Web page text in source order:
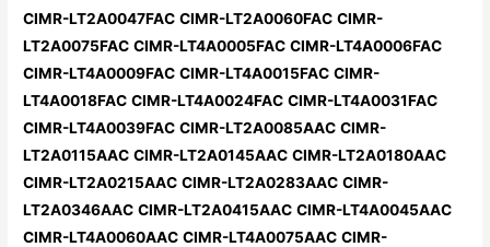
CIMR-LT2A0047FAC CIMR-LT2A0060FAC CIMR-
LT2A0075FAC CIMR-LT4A0005FAC CIMR-LT4A0006FAC
CIMR-LT4A0009FAC CIMR-LT4A0015FAC CIMR-
LT4A0018FAC CIMR-LT4A0024FAC CIMR-LT4A0031FAC
CIMR-LT4A0039FAC CIMR-LT2A0085AAC CIMR-
LT2A0115AAC CIMR-LT2A0145AAC CIMR-LT2A0180AAC
CIMR-LT2A0215AAC CIMR-LT2A0283AAC CIMR-
LT2A0346AAC CIMR-LT2A0415AAC CIMR-LT4A0045AAC
CIMR-LT4A0060AAC CIMR-LT4A0075AAC CIMR-